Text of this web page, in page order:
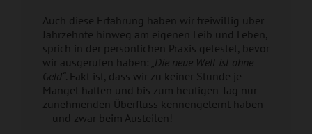
Auch diese Erfahrung haben wir freiwillig über
Jahrzehnte hinweg am eigenen Leib und Leben,
sprich in der persönlichen Praxis getestet, bevor
wir ausgerufen haben: „Die neue Welt ist ohne
Geld“. Fakt ist, dass wir zu keiner Stunde je
Mangel hatten und bis zum heutigen Tag nur
zunehmenden Überfluss kennengelernt haben
– und zwar beim Austeilen!